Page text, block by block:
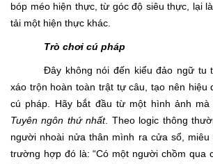
bóp méo hiện thực, từ góc độ siêu thực, lại
tải một hiện thực khác.
Trò chơi cú pháp
Đây không nói đến kiểu đảo ngữ tu
xáo trộn hoàn toàn trật tự câu, tạo nên hiệu
cú pháp. Hãy bắt đầu từ một hình ảnh
Tuyên ngôn thứ nhất. Theo logic thông
người nhoài nửa thân mình ra cửa sổ,
trường hợp đó là: “Có một người chồm qua